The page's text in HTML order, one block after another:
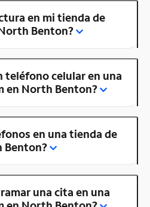
en mi tienda de
Benton?
teléfono celular en una
en North Benton?
en una tienda de
Benton?
una cita en una